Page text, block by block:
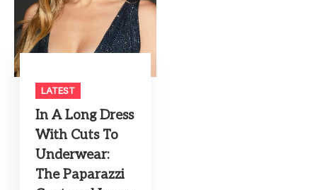
LATEST
In A Long Dress
With Cuts To
Underwear:
The Paparazzi